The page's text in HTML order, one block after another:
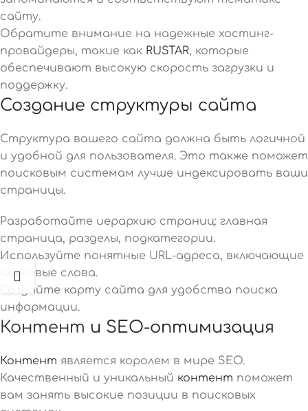
сайту.
Обратите внимание на надежные хостинг-
провайдеры, такие как RUSTAR, которые
обеспечивают высокую скорость загрузки и
поддержку.
Создание структуры сайта
Структура вашего сайта должна быть логичной
и удобной для пользователя. Это также поможет
поисковым системам лучше индексировать ваши
страницы.
Разработайте иерархию страниц: главная
страница, разделы, подкатегории.
Используйте понятные URL-адреса, включающие
ключевые слова.
Создайте карту сайта для удобства поиска
информации.
Контент и SEO-оптимизация
Контент является королем в мире SEO.
Качественный и уникальный контент поможет
вам занять высокие позиции в поисковых